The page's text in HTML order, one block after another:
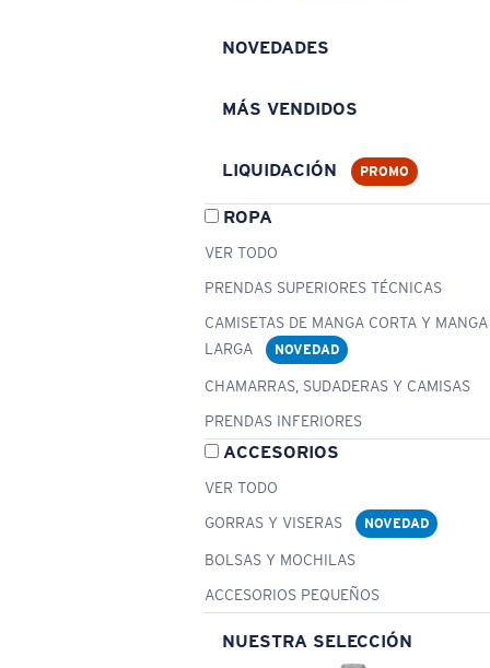
NOVEDADES
MÁS VENDIDOS
LIQUIDACIÓN PROMO
ROPA
VER TODO
PRENDAS SUPERIORES TÉCNICAS
CAMISETAS DE MANGA CORTA Y MANGA
LARGA
NOVEDAD
CHAMARRAS, SUDADERAS Y CAMISAS
PRENDAS INFERIORES
ACCESORIOS
VER TODO
GORRAS Y VISERAS
NOVEDAD
BOLSAS Y MOCHILAS
ACCESORIOS PEQUEÑOS
NUESTRA SELECCIÓN